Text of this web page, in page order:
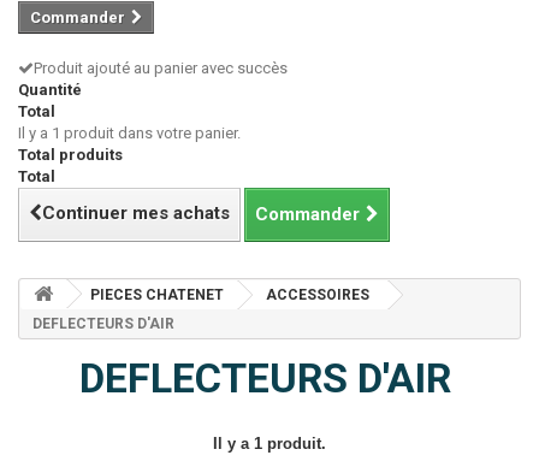
Commander
Produit ajouté au panier avec succès
Quantité
Total
Il y a 1 produit dans votre panier.
Total produits
Total
Continuer mes achats Commander
PIECES CHATENET
ACCESSOIRES
DEFLECTEURS D'AIR
DEFLECTEURS D'AIR
Il y a 1 produit.